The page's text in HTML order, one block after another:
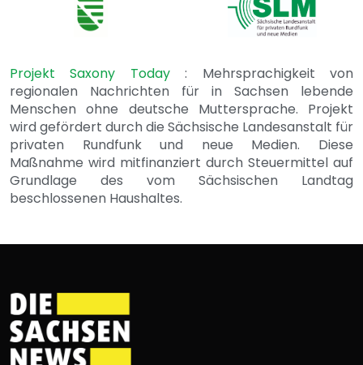
Projekt Saxony Today: Mehrsprachigkeit von
regionalen Nachrichten für in Sachsen lebende
Menschen ohne deutsche Muttersprache. Projekt
wird gefördert durch die Sächsische Landesanstalt für
privaten Rundfunk und neue Medien. Diese
Maßnahme wird mitfinanziert durch Steuermittel auf
Grundlage des vom Sächsischen Landtag
beschlossenen Haushaltes.